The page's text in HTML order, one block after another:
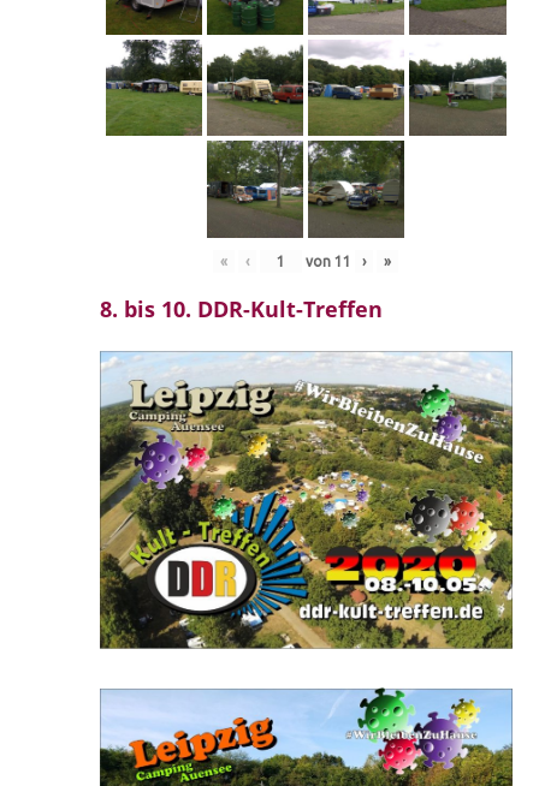
« ‹ von 11 › »
8. bis 10. DDR-Kult-Treffen